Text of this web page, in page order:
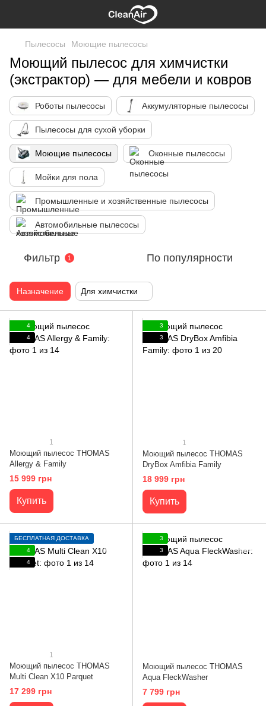
Пылесосы Моющие пылесосы
Моющий пылесос для химчистки
(экстрактор) — для мебели и ковров
Роботы пылесосы Аккумуляторные пылесосы
Пылесосы для сухой уборки
Моющие пылесосы Оконные пылесосы
Мойки для пола
Промышленные и хозяйственные пылесосы
Автомобильные пылесосы
Фильтр 1 По популярности
Назначение Для химчистки
4
4
1
Моющий пылесос THOMAS
Allergy & Family
15 999 грн
Купить
3
3
1
Моющий пылесос THOMAS
DryBox Amfibia Family
18 999 грн
Купить
БЕСПЛАТНАЯ ДОСТАВКА
4
4
1
Моющий пылесос THOMAS
Multi Clean X10 Parquet
17 299 грн
3
3
Моющий пылесос THOMAS
Aqua FleckWasher
7 799 грн